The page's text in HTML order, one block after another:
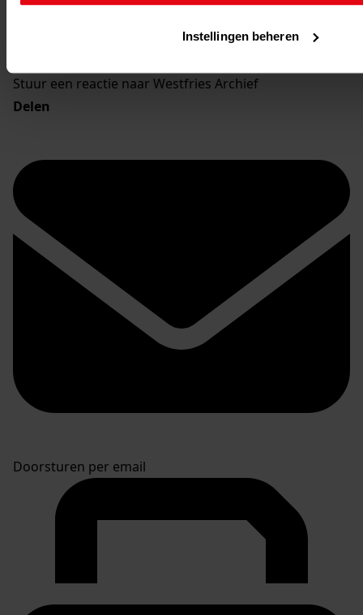
Instellingen beheren
Stuur een reactie naar Westfries Archief
Delen
Doorsturen per email